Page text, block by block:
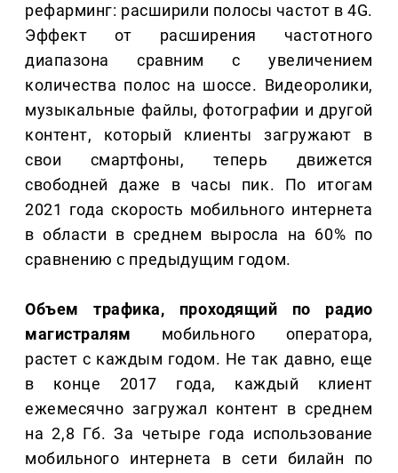
рефарминг: расширили полосы частот в 4G.
Эффект от расширения частотного
диапазона сравним с увеличением
количества полос на шоссе. Видеоролики,
музыкальные файлы, фотографии и другой
контент, который клиенты загружают в
свои смартфоны, теперь движется
свободней даже в часы пик. По итогам
2021 года скорость мобильного интернета
в области в среднем выросла на 60% по
сравнению с предыдущим годом.
Объем трафика, проходящий по радио
магистралям мобильного оператора,
растет с каждым годом. Не так давно, еще
в конце 2017 года, каждый клиент
ежемесячно загружал контент в среднем
на 2,8 Гб. За четыре года использование
мобильного интернета в сети билайн по